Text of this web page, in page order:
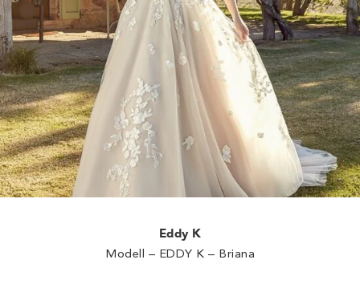
Eddy K
Modell – EDDY K – Briana